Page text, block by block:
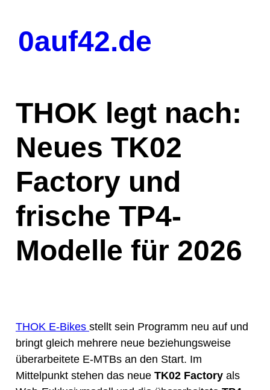
Inhalt
springen
0auf42.de
THOK legt nach:
Neues TK02
Factory und
frische TP4-
Modelle für 2026
THOK E-Bikes stellt sein Programm neu auf und
bringt gleich mehrere neue beziehungsweise
überarbeitete E-MTBs an den Start. Im
Mittelpunkt stehen das neue TK02 Factoryals